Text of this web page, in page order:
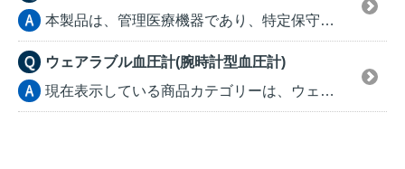
本製品は、管理医療機器であり、特定保守管理医療機器に該...
ウェアラブル血圧計(腕時計型血圧計)
現在表示している商品カテゴリーは、ウェアラブル血圧計で...